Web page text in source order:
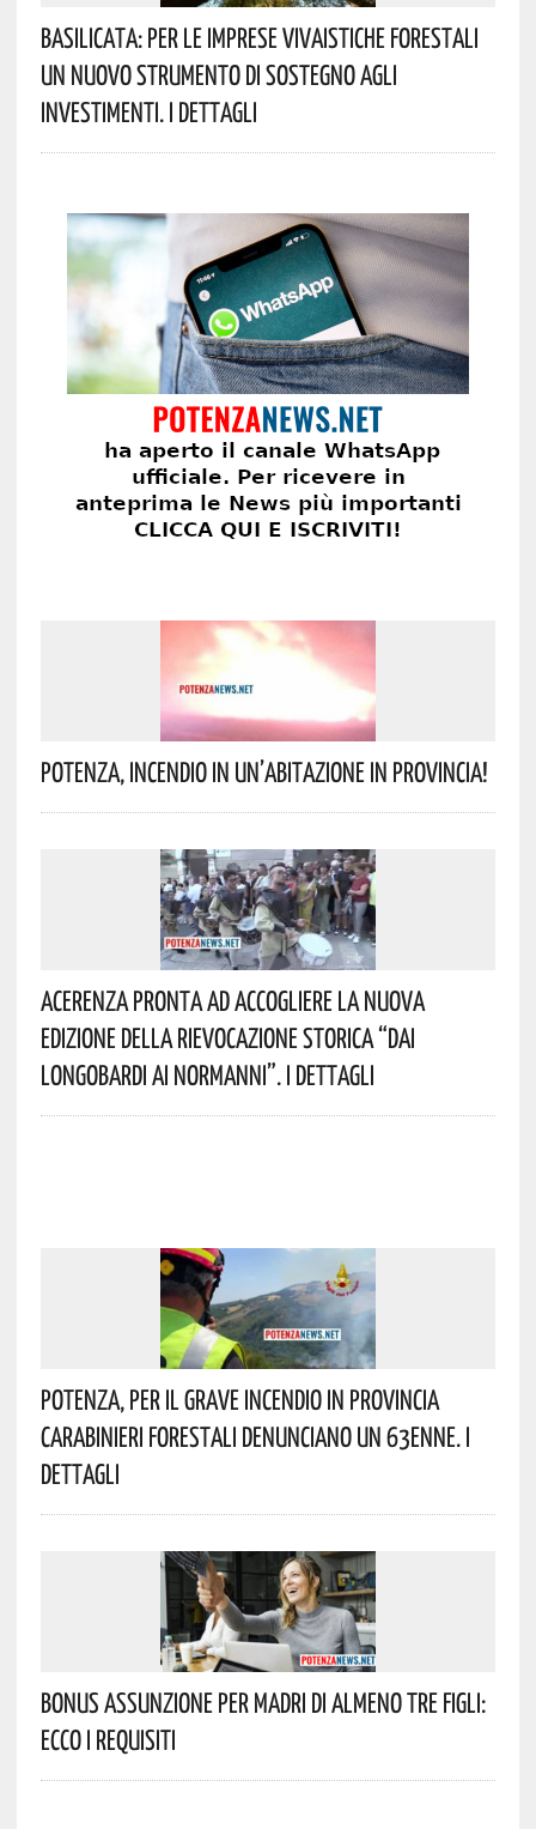
Basilicata: Per Le Imprese Vivaistiche Forestali
Un Nuovo Strumento Di Sostegno Agli
Investimenti. I Dettagli
Potenza, Incendio In Un’abitazione In Provincia!
Acerenza Pronta Ad Accogliere La Nuova
Edizione Della Rievocazione Storica “Dai
Longobardi Ai Normanni”. I Dettagli
Potenza, Per Il Grave Incendio In Provincia
Carabinieri Forestali Denunciano Un 63enne. I
Dettagli
Bonus Assunzione Per Madri Di Almeno Tre Figli:
Ecco I Requisiti